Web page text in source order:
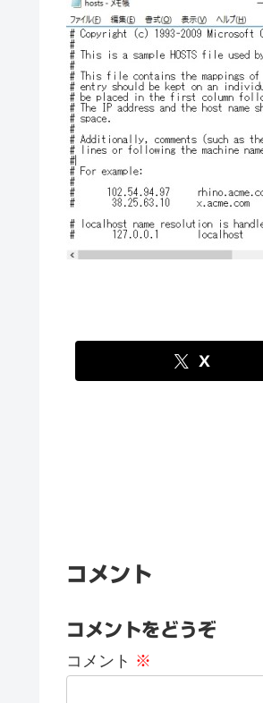
X
コメント
コメントをどうぞ
コメント ※